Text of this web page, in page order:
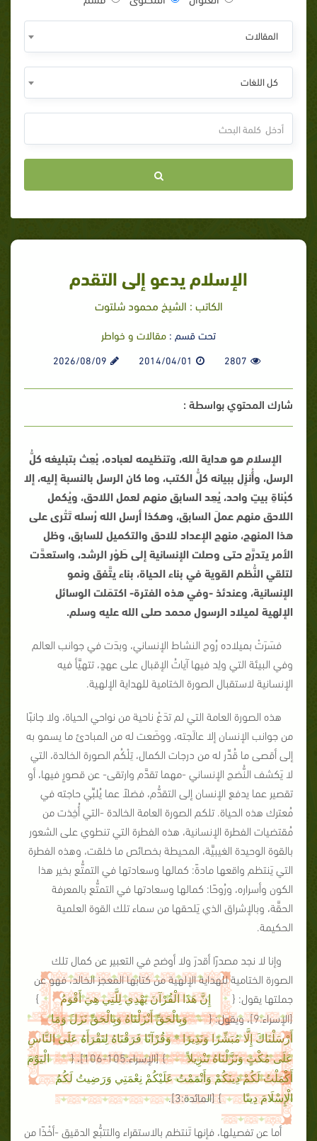
المقالات
كل اللغات
الإسلام يدعو إلى التقدم
الكاتب : الشيخ محمود شلتوت
تحت قسم : مقالات و خواطر
2807
2014/04/01
2026/08/09
شارك المحتوي بواسطة :
الإسلام هو هداية الله، وتنظيمه لعباده، بُعِث بتبليغه كلُّ
الرسل، وأُنزِل ببيانه كلُّ الكتب، وما كان الرسل بالنسبة إليه، إلا
كبُناةِ بيتٍ واحد، يُعِد السابق منهم لعمل اللاحق، ويُكمل
اللاحق منهم عملَ السابق، وهكذا أرسل الله رُسله تَتْرى على
هذا المنهج، منهج الإعداد للاحق والتكميل للسابق، وظل
الأمر يتدرَّج حتى وصلت الإنسانية إلى طَوْر الرشد، واستعدَّت
لتلقي النُّظم القوية في بناء الحياة، بناء يتَّفق ونمو
الإنسانية، وعندئذ -وفي هذه الفترة- اكتمَلت الوسائل
الإلهية لميلاد الرسول محمد صلى الله عليه وسلم.
فسَرَتْ بميلاده رُوح النشاط الإنساني، وبدَت في جوانب العالم
وفي البيئة التي ولِد فيها آياتُ الإقبال على عهدٍ، تتهيَّأ فيه
الإنسانية لاستقبال الصورة الختامية للهداية الإلهية.
هذه الصورة العامة التي لم تدَعْ ناحية من نواحي الحياة، ولا جانبًا
من جوانب الإنسان إلا عالَجته، ووضَعت له من المبادئ ما يسمو به
إلى أقصى ما قُدِّر له من درجات الكمال، تِلْكُم الصورة الخالدة، التي
لا يَكشف النُّضج الإنساني -مهما تقدَّم وارتقى- عن قصورٍ فيها، أو
تقصير عما يدفع الإنسان إلى التقدُّم، فضلاً عما يُلبِّي حاجته في
مُعترك هذه الحياة. تلكم الصورة العامة الخالدة -التي أُخِذت من
مُقتضيات الفطرة الإنسانية، هذه الفطرة التي تنطوي على الشعور
بالقوة الوحيدة الغيبيَّة، المحيطة بخصائص ما خلقت، وهذه الفطرة
التي يَنتظم واقعها مادةً: كمالها وسعادتها في التمتُّع بخير هذا
الكون وأسراره، ورُوحًا: كمالها وسعادتها في التمتُّع بالمعرفة
الحقَّة، وبالإشراق الذي يَلحقها من سماء تلك القوة العلمية
الحكيمة.
وإنا لا نجد مصدرًا أقدرَ ولا أوضح في التعبير عن كمال تلك
الصورة الختامية للهداية الإلهية من كتابها المعجز الخالد، فهو عن
جملتها يقول: {
إِنَّ هَذَا الْقُرْآنَ يَهْدِي لِلَّتِي هِيَ أَقْوَمُ
}
[الإسراء:9]
، ويقول: {
وَبِالْحَقِّ أَنْزَلْنَاهُ وَبِالْحَقِّ نَزَلَ وَمَا
أَرْسَلْنَاكَ إِلَّا مُبَشِّرًا وَنَذِيرًا * وَقُرْآنًا فَرَقْنَاهُ لِتَقْرَأَهُ عَلَى النَّاسِ
عَلَى مُكْثٍ وَنَزَّلْنَاهُ تَنْزِيلاً
}[الإسراء:105-106] ، {
الْيَوْمَ
أَكْمَلْتُ لَكُمْ دِينَكُمْ وَأَتْمَمْتُ عَلَيْكُمْ نِعْمَتِي وَرَضِيتُ لَكُمُ
الْإِسْلَامَ دِينًا
}[المائدة:3] .
أما عن تفصيلها، فإنها تَنتظم بالاستقراء والتتبُّع الدقيق -أخْذًا من